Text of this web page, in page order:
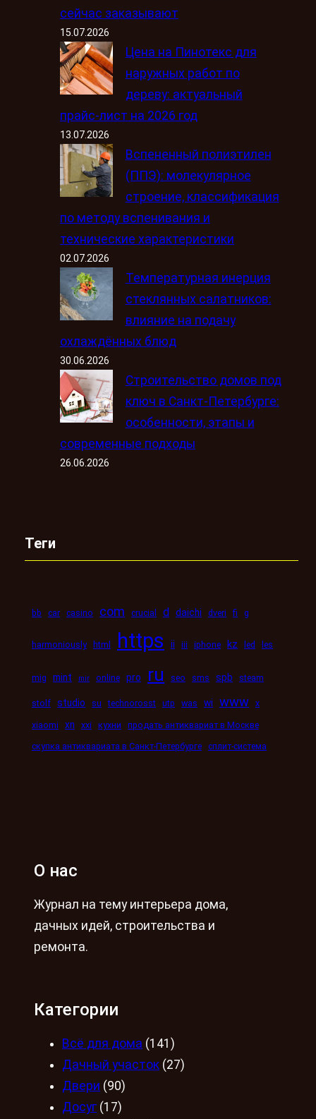
сейчас заказывают
15.07.2026
Цена на Пинотекс для
наружных работ по
дереву: актуальный
прайс-лист на 2026 год
13.07.2026
Вспененный полиэтилен
(ППЭ): молекулярное
строение, классификация
по методу вспенивания и
технические характеристики
02.07.2026
Температурная инерция
стеклянных салатников:
влияние на подачу
охлаждённых блюд
30.06.2026
Строительство домов под
ключ в Санкт-Петербурге:
особенности, этапы и
современные подходы
26.06.2026
Теги
bb car casino com crucial d daichi dveri fi g
harmoniously html https ii iii iphone kz led les
mig mint mir online pro ru seo sms spb steam
stolf studio su technorosst utp was wi www x
xiaomi xn xxi кухни
продать антиквариат в Москве
скупка антиквариата в Санкт-Петербурге сплит-система
О нас
Журнал на тему интерьера дома,
дачных идей, строительства и
ремонта.
Категории
Всё для дома (141)
Дачный участок (27)
Двери (90)
Досуг (17)